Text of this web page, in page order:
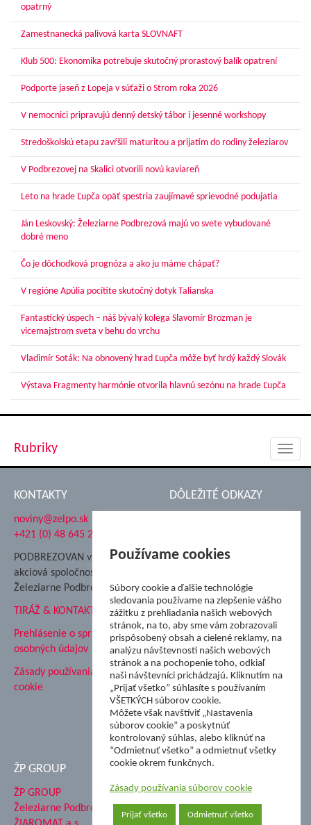
opatrný
Zamestnanecká palivová karta SLOVNAFT
Klub 500: Ekonomika potrebuje skutočný prorastový balík opatrení
Podporte jaseň z Lopeja v súťaži o Strom roka 2026
V nemocnici pripravujú denný detský tábor i jesenné workshopy
Stredoškolskú etapu zavŕšili maturitou a prijatím do rodiny železiarov
V Podbrezovej na Skalici otvorili novú kaviareň
Leto na hrade Ľupča opäť spestria zaujímavé sprievodné podujatia
Ján Leskovský: Železiarne Podbrezová majú vo svete vybudované
dobré meno
Čo je dôchodková prognóza a ako ju máme chápať?
V regióne Apúlia pocítite skutočný dotyk Talianska
Fantastický úspech – náš bývalý kolega Slavomír Brozman je
vicemajstrom sveta v behu do vrchu
Vladimír Soták: Na obnovený hrad Ľupča môže byť hrdý každý Slovák
Výstava Fragmenty harmónie otvorila hlavnú sezónu na hrade Ľupča
Rubriky
KONTAKTY
noviny@zelpo.sk
+421 (0) 48 645 2711
PODBREZOVAN vydáva
akciová spoločnosť
Železiarne Podbrezová
TIRÁŽ & KONTAKT
Prehlásenie o spracovaní
osobných údajov
Zásady používania súborov
cookie
DÔLEŽITÉ ODKAZY
Nadácia Železiarne
ŽP Informatika s.r.o.
ŠK Železiarne Podbrezová
Tále a.s.
ŽP GROUP
ŽP GROUP
Železiarne Podbrezová a.s.
Používame cookies
Súbory cookie a ďalšie technológie
sledovania používame na zlepšenie vášho
zážitku z prehliadania našich webových
stránok, na to, aby sme vám zobrazovali
prispôsobený obsah a cielené reklamy, na
analýzu návštevnosti našich webových
stránok a na pochopenie toho, odkiaľ
naši návštevníci prichádzajú. Kliknutím na
„Prijať všetko” súhlasíte s používaním
VŠETKÝCH súborov cookie.
Môžete však navštíviť „Nastavenia
súborov cookie” a poskytnúť
kontrolovaný súhlas, alebo kliknúť na
“Odmietnuť všetko” a odmietnuť všetky
cookie okrem funkčnych.
Zásady používania súborov cookie
Prijať všetko Odmietnuť všetko